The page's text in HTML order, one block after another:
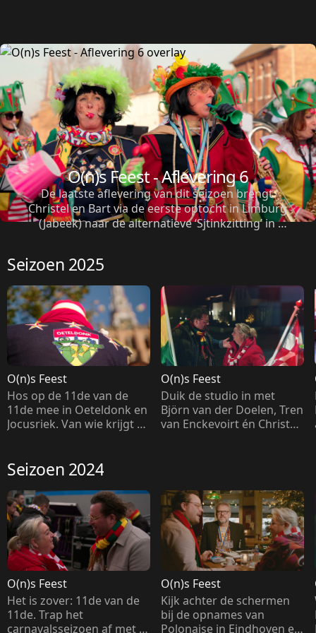
O(n)s Feest - Aflevering 6
De laatste aflevering van dit seizoen brengt
Christel en Bart via de eerste optocht in Limburg
(Jabeek) naar de alternatieve ‘Sjtinkzitting’ in
Seizoen 2025
O(n)s Feest
Hos op de 11de van de
11de mee in Oeteldonk en
Jocusriek. Van wie krijgt
O(n)s Feest
Duik de studio in met
Björn van der Doelen, Tren
van Enckevoirt én Christel
Seizoen 2024
O(n)s Feest
Het is zover: 11de van de
11de. Trap het
carnavalsseizoen af met
O(n)s Feest
Kijk achter de schermen
bij de opnames van
Polonaise in Eindhoven en